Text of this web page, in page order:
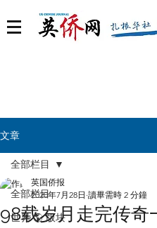
文章
全部栏目
世界 🌎 版块
全部栏目
98载岁月走完传奇
英国侨报
2020年7月28日 讀畢需時 2 分鐘